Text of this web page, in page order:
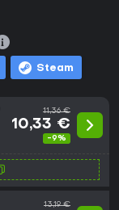
Steam
11,36 €
10,33 €
-9%
13,19 €